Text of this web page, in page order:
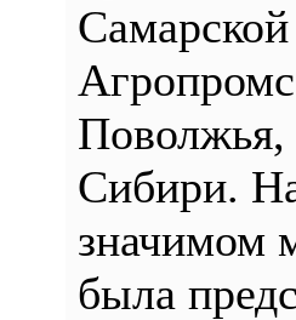
Поволжья,
Сибири.
значимом
была